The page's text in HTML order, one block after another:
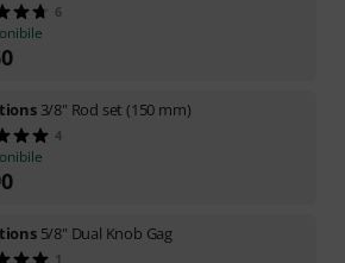
6
3/8" Rod set (150 mm)
4
5/8" Dual Knob Gag
1